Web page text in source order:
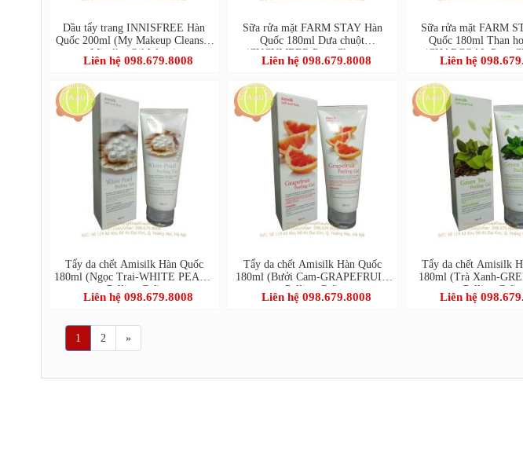
Dầu tẩy trang INNISFREE Hàn
Quốc 200ml (My Makeup Cleanser
Micellar Oil Water)
Liên hệ 098.679.8008
Sữa rửa mặt FARM STAY Hàn
Quốc 180ml Dưa chuột
(CUCUMBER Pure Cleansing
Foam)
Liên hệ 098.679.8008
Sữa rửa mặt FARM
Quốc 180ml Than
(CHARCOAL Pure
Foam)
Liên hệ
Tẩy da chết Amisilk Hàn Quốc
180ml (Ngọc Trai-WHITE PEARL
Pelling Gel)
Liên hệ 098.679.8008
Tẩy da chết Amisilk Hàn Quốc
180ml (Bưởi Cam-GRAPEFRUIT
Pelling Gel)
Liên hệ 098.679.8008
Tẩy da chết Amisilk
180ml (Trà Xanh-
Pelling Gel)
Liên hệ
1 2 »